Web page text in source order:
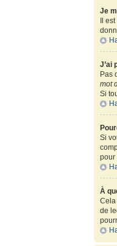
Je
Il
J’ai
Pas
mot
Si
Si
pour
À
Cela
de